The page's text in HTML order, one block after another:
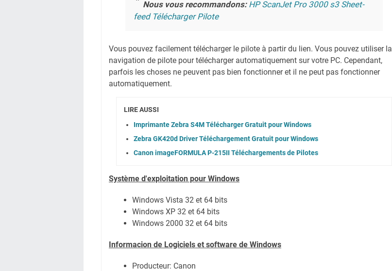
Nous vous recommandons: HP ScanJet Pro 3000 s3 Sheet-
feed Télécharger Pilote
Vous pouvez facilement télécharger le pilote à partir du lien. Vous pouvez utiliser la
navigation de pilote pour télécharger automatiquement sur votre PC. Cependant,
parfois les choses ne peuvent pas bien fonctionner et il ne peut pas fonctionner
automatiquement.
LIRE AUSSI
Imprimante Zebra S4M Télécharger Gratuit pour Windows
Zebra GK420d Driver Téléchargement Gratuit pour Windows
Canon imageFORMULA P-215II Téléchargements de Pilotes
Système d'exploitation pour Windows
Windows Vista 32 et 64 bits
Windows XP 32 et 64 bits
Windows 2000 32 et 64 bits
Informacion de Logiciels et software de Windows
Producteur: Canon